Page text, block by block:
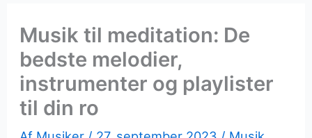
Musik til meditation: De
bedste melodier,
instrumenter og playlister
til din ro